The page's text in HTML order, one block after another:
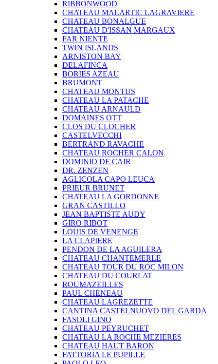
RIBBONWOOD
CHATEAU MALARTIC LAGRAVIERE
CHATEAU BONALGUE
CHATEAU D'ISSAN MARGAUX
FAR NIENTE
TWIN ISLANDS
ARNISTON BAY
DELAFINCA
BORIES AZEAU
BRUMONT
CHATEAU MONTUS
CHATEAU LA PATACHE
CHATEAU ARNAULD
DOMAINES OTT
CLOS DU CLOCHER
CASTELVECCHI
BERTRAND RAVACHE
CHATEAU ROCHER CALON
DOMINIO DE CAIR
DR. ZENZEN
AGLICOLA CAPO LEUCA
PRIEUR BRUNET
CHATEAU LA GORDONNE
GRAN CASTILLO
JEAN BAPTISTE AUDY
GIRO RIBOT
LOUIS DE VENENGE
LA CLAPIERE
PENDON DE LA AGUILERA
CHATEAU CHANTEMERLE
CHATEAU TOUR DU ROC MILON
CHATEAU DU COURLAT
ROUMAZEILLES
PAUL CHENEAU
CHATEAU LAGREZETTE
CANTINA CASTELNUOVO DEL GARDA
FASOLI GINO
CHATEAU PEYRUCHET
CHATEAU LA ROCHE MEZIERES
CHATEAU HAUT BARON
FATTORIA LE PUPILLE